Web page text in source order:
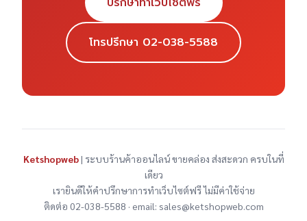
โทรปรึกษา 02-038-5588
Ketshopweb| ระบบร้านค้าออนไลน์ ขายคล่อง ส่งสะดวก ครบในที่
เดียว
เรายินดีให้คำปรึกษาการทำเว็บไซต์ฟรี ไม่มีค่าใช้จ่าย
ติดต่อ 02-038-5588 · email: sales@ketshopweb.com